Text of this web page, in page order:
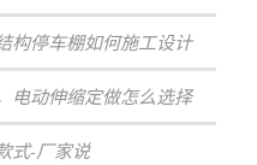
构停车棚如何施工设计
电动伸缩定做怎么选择
式-厂家说